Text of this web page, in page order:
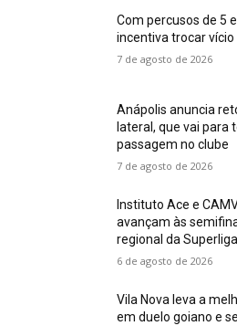
Com percusos de 5
incentiva trocar vício
7 de agosto de 2026
Anápolis anuncia
lateral, que vai para
passagem no clube
7 de agosto de 2026
Instituto Ace e
avançam às
regional da
6 de agosto de 2026
Vila Nova leva a
em duelo goiano e